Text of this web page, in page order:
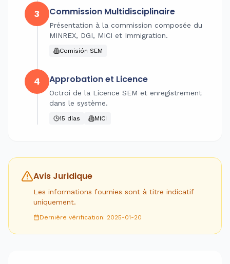
3 Commission Multidisciplinaire
Présentation à la commission composée du
MINREX, DGI, MICI et Immigration.
Comisión SEM
4 Approbation et Licence
Octroi de la Licence SEM et enregistrement
dans le système.
15 días MICI
Avis Juridique
Les informations fournies sont à titre indicatif
uniquement.
Dernière vérification: 2025-01-20